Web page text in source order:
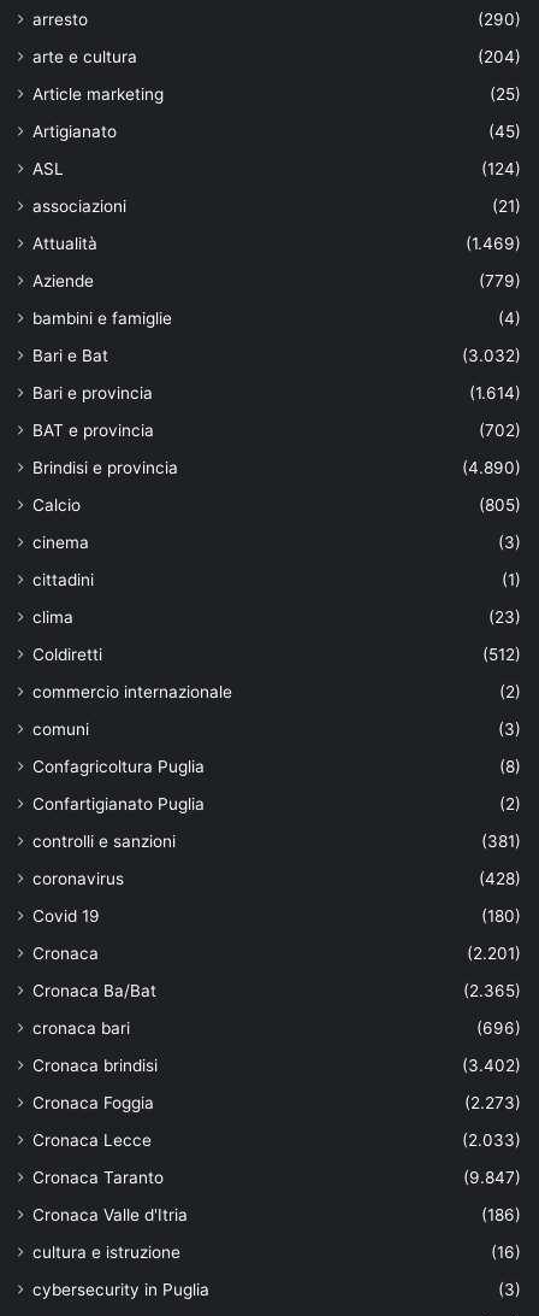
arresto
(290)
arte e cultura
(204)
Article marketing
(25)
Artigianato
(45)
ASL
(124)
associazioni
(21)
Attualità
(1.469)
Aziende
(779)
bambini e famiglie
(4)
Bari e Bat
(3.032)
Bari e provincia
(1.614)
BAT e provincia
(702)
Brindisi e provincia
(4.890)
Calcio
(805)
cinema
(3)
cittadini
(1)
clima
(23)
Coldiretti
(512)
commercio internazionale
(2)
comuni
(3)
Confagricoltura Puglia
(8)
Confartigianato Puglia
(2)
controlli e sanzioni
(381)
coronavirus
(428)
Covid 19
(180)
Cronaca
(2.201)
Cronaca Ba/Bat
(2.365)
cronaca bari
(696)
Cronaca brindisi
(3.402)
Cronaca Foggia
(2.273)
Cronaca Lecce
(2.033)
Cronaca Taranto
(9.847)
Cronaca Valle d'Itria
(186)
cultura e istruzione
(16)
cybersecurity in Puglia
(3)